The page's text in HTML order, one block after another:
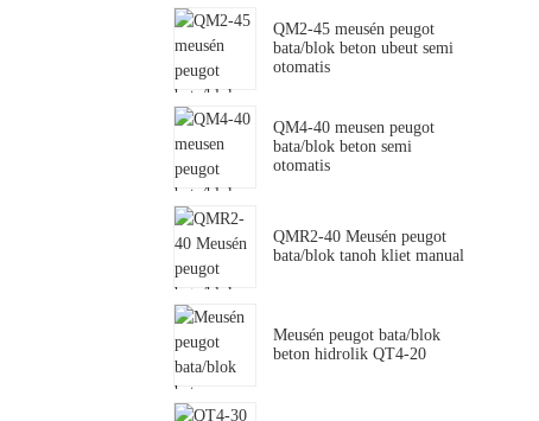
QM2-45 meusén peugot
bata/blok beton ubeut semi
otomatis
QM4-40 meusen peugot
bata/blok beton semi
otomatis
QMR2-40 Meusén peugot
bata/blok tanoh kliet manual
Meusén peugot bata/blok
beton hidrolik QT4-20